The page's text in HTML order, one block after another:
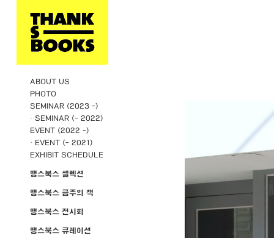
ABOUT US
PHOTO
SEMINAR (2023 -)
· SEMINAR (- 2022)
EVENT (2022 -)
· EVENT (- 2021)
EXHIBIT SCHEDULE
땡스북스 셀렉션
땡스북스 금주의 책
땡스북스 전시회
땡스북스 큐레이션